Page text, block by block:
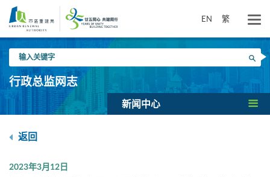
要
EN 繁
入
关
键
搜寻
行政总监网志
新闻中心
返回
2023年3月12日